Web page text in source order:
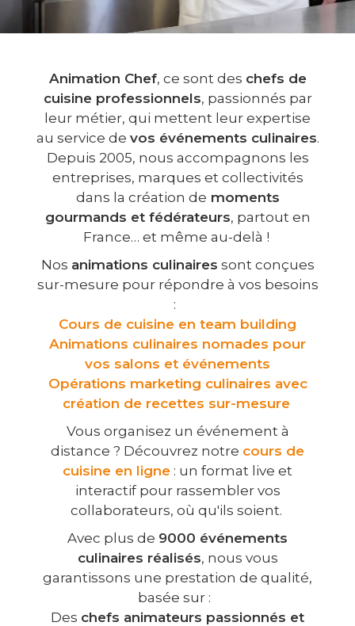
Animation Chef, ce sont des chefs de
cuisine professionnels, passionnés par
leur métier, qui mettent leur expertise
au service de vos événements culinaires.
Depuis 2005, nous accompagnons les
entreprises, marques et collectivités
dans la création de moments
gourmands et fédérateurs, partout en
France… et même au-delà !
Nos animations culinaires sont conçues
sur-mesure pour répondre à vos besoins
:
Cours de cuisine en team building
Animations culinaires nomades pour
vos salons et événements
Opérations marketing culinaires avec
création de recettes sur-mesure
Vous organisez un événement à
distance ? Découvrez notre cours de
cuisine en ligne : un format live et
interactif pour rassembler vos
collaborateurs, où qu'ils soient.
Avec plus de 9000 événements
culinaires réalisés, nous vous
garantissons une prestation de qualité,
basée sur :
Des chefs animateurs passionnés et